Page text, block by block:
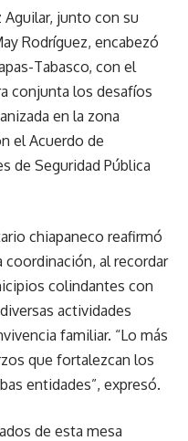
Aguilar, junto con su
Rodríguez, encabezó
Tabasco, con el
conjunta los desafíos
en la zona
el Acuerdo de
de Seguridad Pública
chiapaneco reafirmó
al recordar
colindantes con
actividades
familiar. “Lo más
que fortalezcan los
entidades”, expresó.
de esta mesa